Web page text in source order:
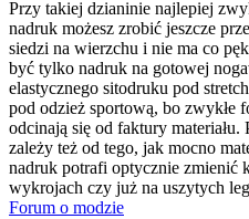
Przy takiej dzianinie najlepiej
nadruk możesz zrobić jeszcze
siedzi na wierzchu i nie ma co
być tylko nadruk na gotowej
elastycznego sitodruku pod
pod odzież sportową, bo zwykłe
odcinają się od faktury
zależy też od tego, jak mocno
nadruk potrafi optycznie zmienić
wykrojach czy już na uszytych
Forum o modzie